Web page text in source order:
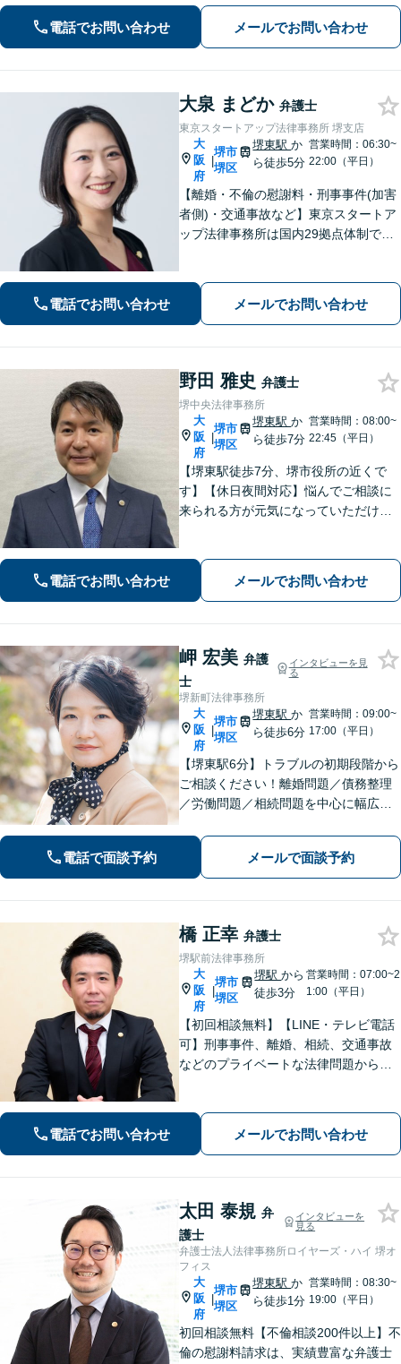
派弁護士が対応【交通事故も強い】交
通事故に遭われてお困りの方はお気軽
にお電話ください【当日／夜間／休日
電話でお問い合わせ メールでお問い合わせ
大泉 まどか 弁護士
東京スタートアップ法律事務所 堺支店
大
阪
府
|
堺市
堺区
堺東駅か
ら徒歩5分
営業時間：06:30~
22:00（平日）
【離婚・不倫の慰謝料・刑事事件(加害
者側)・交通事故など】東京スタートア
ップ法律事務所は国内29拠点体制で全
専門性の高い弁護士が寄り添い解決を
サポートします。
電話でお問い合わせ メールでお問い合わせ
野田 雅史 弁護士
堺中央法律事務所
大
阪
府
|
堺市
堺区
堺東駅か
ら徒歩7分
営業時間：08:00~
22:45（平日）
【堺東駅徒歩7分、堺市役所の近くで
す】【休日夜間対応】悩んでご相談に
来られる方が元気になっていただける
ください。分野によっては、初回30分
間の無料相談を実施しております。
電話でお問い合わせ メールでお問い合わせ
岬 宏美 弁護
士
インタビューを見
る
堺新町法律事務所
大
阪
府
|
堺市
堺区
堺東駅か
ら徒歩6分
営業時間：09:00~
17:00（平日）
【堺東駅6分】トラブルの初期段階から
ご相談ください！離婚問題／債務整理
／労働問題／相続問題を中心に幅広く
とりに合った解決策をご提示いたしま
す【完全個室】
電話で面談予約 メールで面談予約
橋 正幸 弁護士
堺駅前法律事務所
大
阪
府
|
堺市
堺区
堺駅から
徒歩3分
営業時間：07:00~2
1:00（平日）
【初回相談無料】【LINE・テレビ電話
可】刑事事件、離婚、相続、交通事故
などのプライベートな法律問題から、
広く対応。トラブル解決のための身近
な相談相手として、お気軽にご連絡く
電話でお問い合わせ メールでお問い合わせ
太田 泰規 弁
護士
インタビューを
見る
弁護士法人法律事務所ロイヤーズ・ハイ 堺オ
フィス
大
阪
府
|
堺市
堺区
堺東駅か
ら徒歩1分
営業時間：08:30~
19:00（平日）
初回相談無料【不倫相談200件以上】不
倫の慰謝料請求は、実績豊富な弁護士